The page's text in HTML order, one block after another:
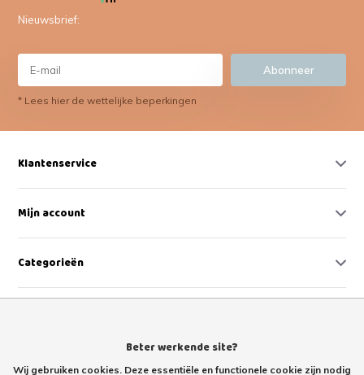
Nieuwsbrief:
Abonneer
* Lees hier de wettelijke beperkingen
Klantenservice
Mijn account
Categorieën
Beter werkende site?
Wij gebruiken cookies. Deze essentiële en functionele cookie zijn nodig